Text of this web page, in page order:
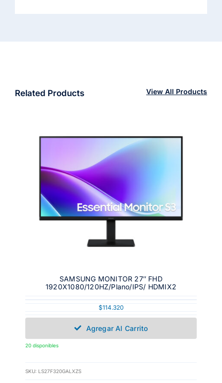
Related Products View All Products
SAMSUNG MONITOR 27″ FHD
1920X1080/120HZ/Plano/IPS/ HDMIX2
$114.320
Agregar Al Carrito
20 disponibles
SKU: LS27F320GALXZS